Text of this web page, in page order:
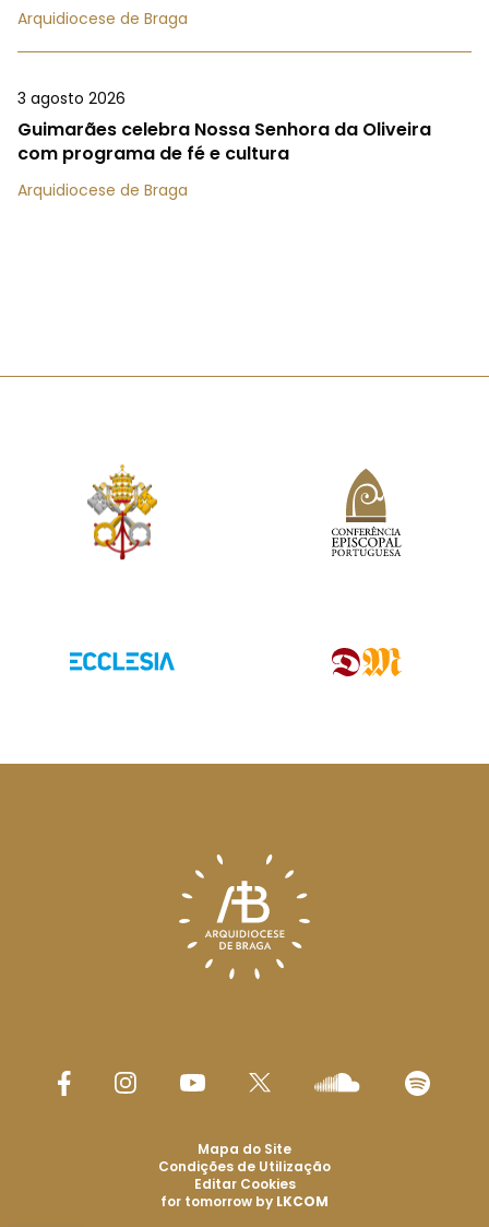
Arquidiocese de Braga
3 agosto 2026
Guimarães celebra Nossa Senhora da Oliveira
com programa de fé e cultura
Arquidiocese de Braga
Mapa do Site
Condições de Utilização
Editar Cookies
for tomorrow by LKCOM